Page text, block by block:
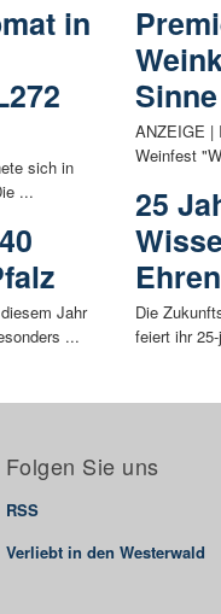
in
sich in
...
Jahr
...
Sinne
ANZEIGE |
Weinfest
25
Die
feiert ihr
Folgen Sie uns
RSS
Verliebt in den Westerwald